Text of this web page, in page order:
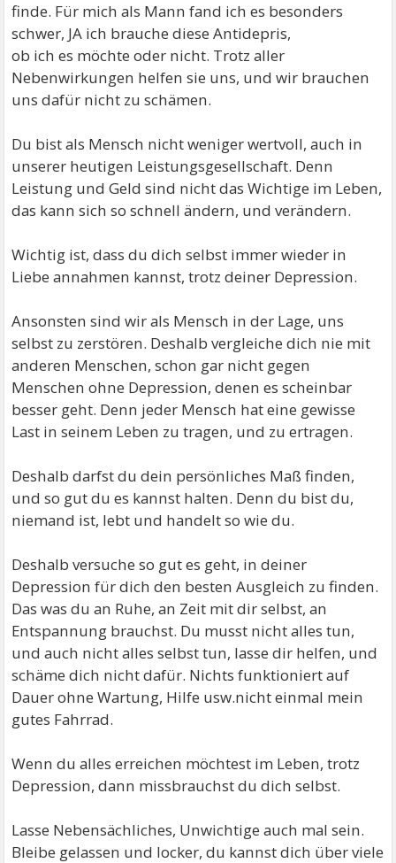
finde. Für mich als Mann fand ich es besonders
schwer, JA ich brauche diese Antidepris,
ob ich es möchte oder nicht. Trotz aller
Nebenwirkungen helfen sie uns, und wir brauchen
uns dafür nicht zu schämen.
Du bist als Mensch nicht weniger wertvoll, auch in
unserer heutigen Leistungsgesellschaft. Denn
Leistung und Geld sind nicht das Wichtige im Leben,
das kann sich so schnell ändern, und verändern.
Wichtig ist, dass du dich selbst immer wieder in
Liebe annahmen kannst, trotz deiner Depression.
Ansonsten sind wir als Mensch in der Lage, uns
selbst zu zerstören. Deshalb vergleiche dich nie mit
anderen Menschen, schon gar nicht gegen
Menschen ohne Depression, denen es scheinbar
besser geht. Denn jeder Mensch hat eine gewisse
Last in seinem Leben zu tragen, und zu ertragen.
Deshalb darfst du dein persönliches Maß finden,
und so gut du es kannst halten. Denn du bist du,
niemand ist, lebt und handelt so wie du.
Deshalb versuche so gut es geht, in deiner
Depression für dich den besten Ausgleich zu finden.
Das was du an Ruhe, an Zeit mit dir selbst, an
Entspannung brauchst. Du musst nicht alles tun,
und auch nicht alles selbst tun, lasse dir helfen, und
schäme dich nicht dafür. Nichts funktioniert auf
Dauer ohne Wartung, Hilfe usw.nicht einmal mein
gutes Fahrrad.
Wenn du alles erreichen möchtest im Leben, trotz
Depression, dann missbrauchst du dich selbst.
Lasse Nebensächliches, Unwichtige auch mal sein.
Bleibe gelassen und locker, du kannst dich über viele